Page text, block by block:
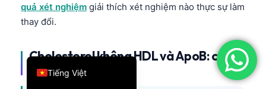
quả xét nghiệm giải thích xét nghiệm nào thực sự làm
thay đổi.
Cholesterol không HDL và ApoB: câu
chuyện về các hạt
Tiếng Việt
English
العربية